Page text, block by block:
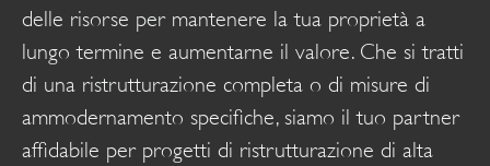
delle risorse per mantenere la tua proprietà a
lungo termine e aumentarne il valore. Che si tratti
di una ristrutturazione completa o di misure di
ammodernamento specifiche, siamo il tuo partner
affidabile per progetti di ristrutturazione di alta